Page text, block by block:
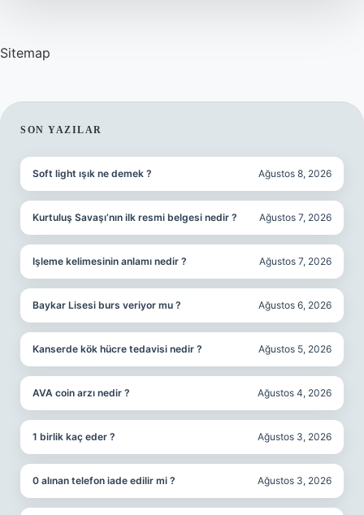
Sitemap
SIDEBAR
SON YAZILAR
Soft light ışık ne demek ? Ağustos 8, 2026
Kurtuluş Savaşı’nın ilk resmi belgesi nedir ? Ağustos 7, 2026
Işleme kelimesinin anlamı nedir ? Ağustos 7, 2026
Baykar Lisesi burs veriyor mu ? Ağustos 6, 2026
Kanserde kök hücre tedavisi nedir ? Ağustos 5, 2026
AVA coin arzı nedir ? Ağustos 4, 2026
1 birlik kaç eder ? Ağustos 3, 2026
0 alınan telefon iade edilir mi ? Ağustos 3, 2026